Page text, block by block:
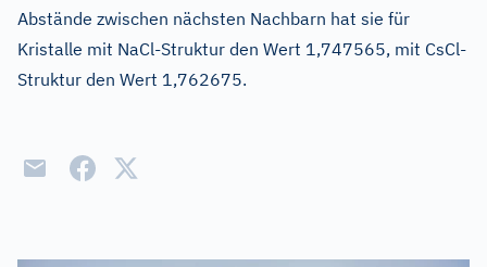
Abstände zwischen nächsten Nachbarn hat sie für
Kristalle mit NaCl-Struktur den Wert 1,747565, mit CsCl-
Struktur den Wert 1,762675.